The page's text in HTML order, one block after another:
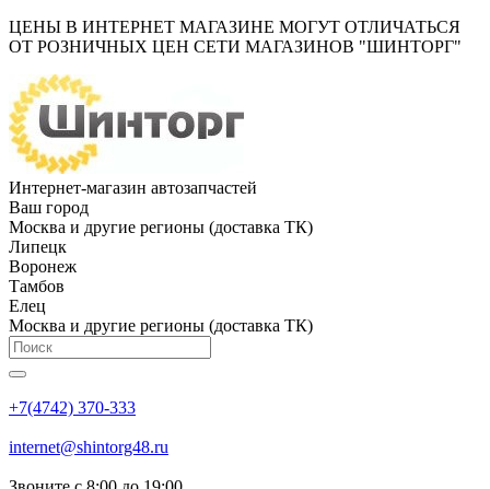
ЦЕНЫ В ИНТЕРНЕТ МАГАЗИНЕ МОГУТ ОТЛИЧАТЬСЯ
ОТ РОЗНИЧНЫХ ЦЕН СЕТИ МАГАЗИНОВ "ШИНТОРГ"
Интернет-магазин автозапчастей
Ваш город
Москва и другие регионы (доставка ТК)
Липецк
Воронеж
Тамбов
Елец
Москва и другие регионы (доставка ТК)
+7(4742) 370-333
internet@shintorg48.ru